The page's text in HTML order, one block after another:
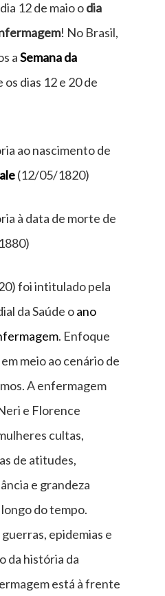
12 de maio odia
! No Brasil,
aSemana da
dias 12 e 20 de
ao nascimento de
(12/05/1820)
à data de morte de
foi intitulado pela
da Saúde oano
. Enfoque
meio ao cenário de
A enfermagem
e Florence
cultas,
de atitudes,
e grandeza
do tempo.
epidemias e
da história da
está à frente